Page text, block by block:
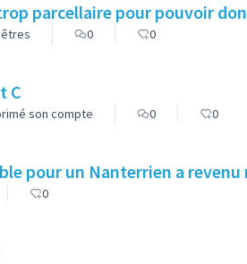
parcellaire pour pouvoir
0 0
C
son compte 0 0
pour un Nanterrien a revenu
0